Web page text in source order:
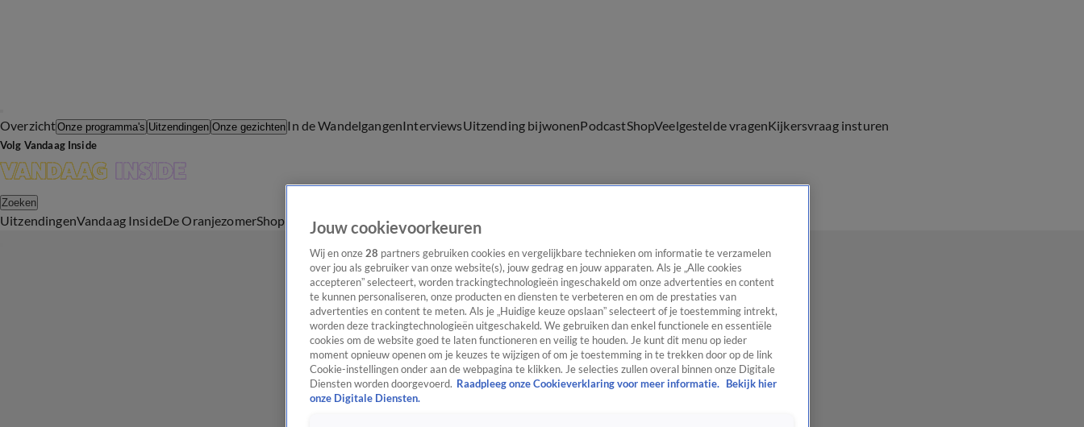
OverzichtOnze programma's Uitzendingen Onze gezichten In de WandelgangenInterviewsUitzending bijwonenPodcastShopVeelgestelde vragenKijkersvraag insturen
Volg Vandaag Inside
Zoeken
UitzendingenVandaag InsideDe OranjezomerShop Uitzending bijwonen
Jouw cookievoorkeuren
Wij en onze 28 partners gebruiken cookies en vergelijkbare technieken om informatie te verzamelen
over jou als gebruiker van onze website(s), jouw gedrag en jouw apparaten. Als je „Alle cookies
accepteren” selecteert, worden trackingtechnologieën ingeschakeld om onze advertenties en content
te kunnen personaliseren, onze producten en diensten te verbeteren en om de prestaties van
advertenties en content te meten. Als je „Huidige keuze opslaan” selecteert of je toestemming intrekt,
worden deze trackingtechnologieën uitgeschakeld. We gebruiken dan enkel functionele en essentiële
cookies om de website goed te laten functioneren en veilig te houden. Je kunt dit menu op ieder
moment opnieuw openen om je keuzes te wijzigen of om je toestemming in te trekken door op de link
Cookie-instellingen onder aan de webpagina te klikken. Je selecties zullen overal binnen onze Digitale
Diensten worden doorgevoerd. Raadpleeg onze Cookieverklaring voor meer informatie.
Bekijk hier
onze Digitale Diensten.